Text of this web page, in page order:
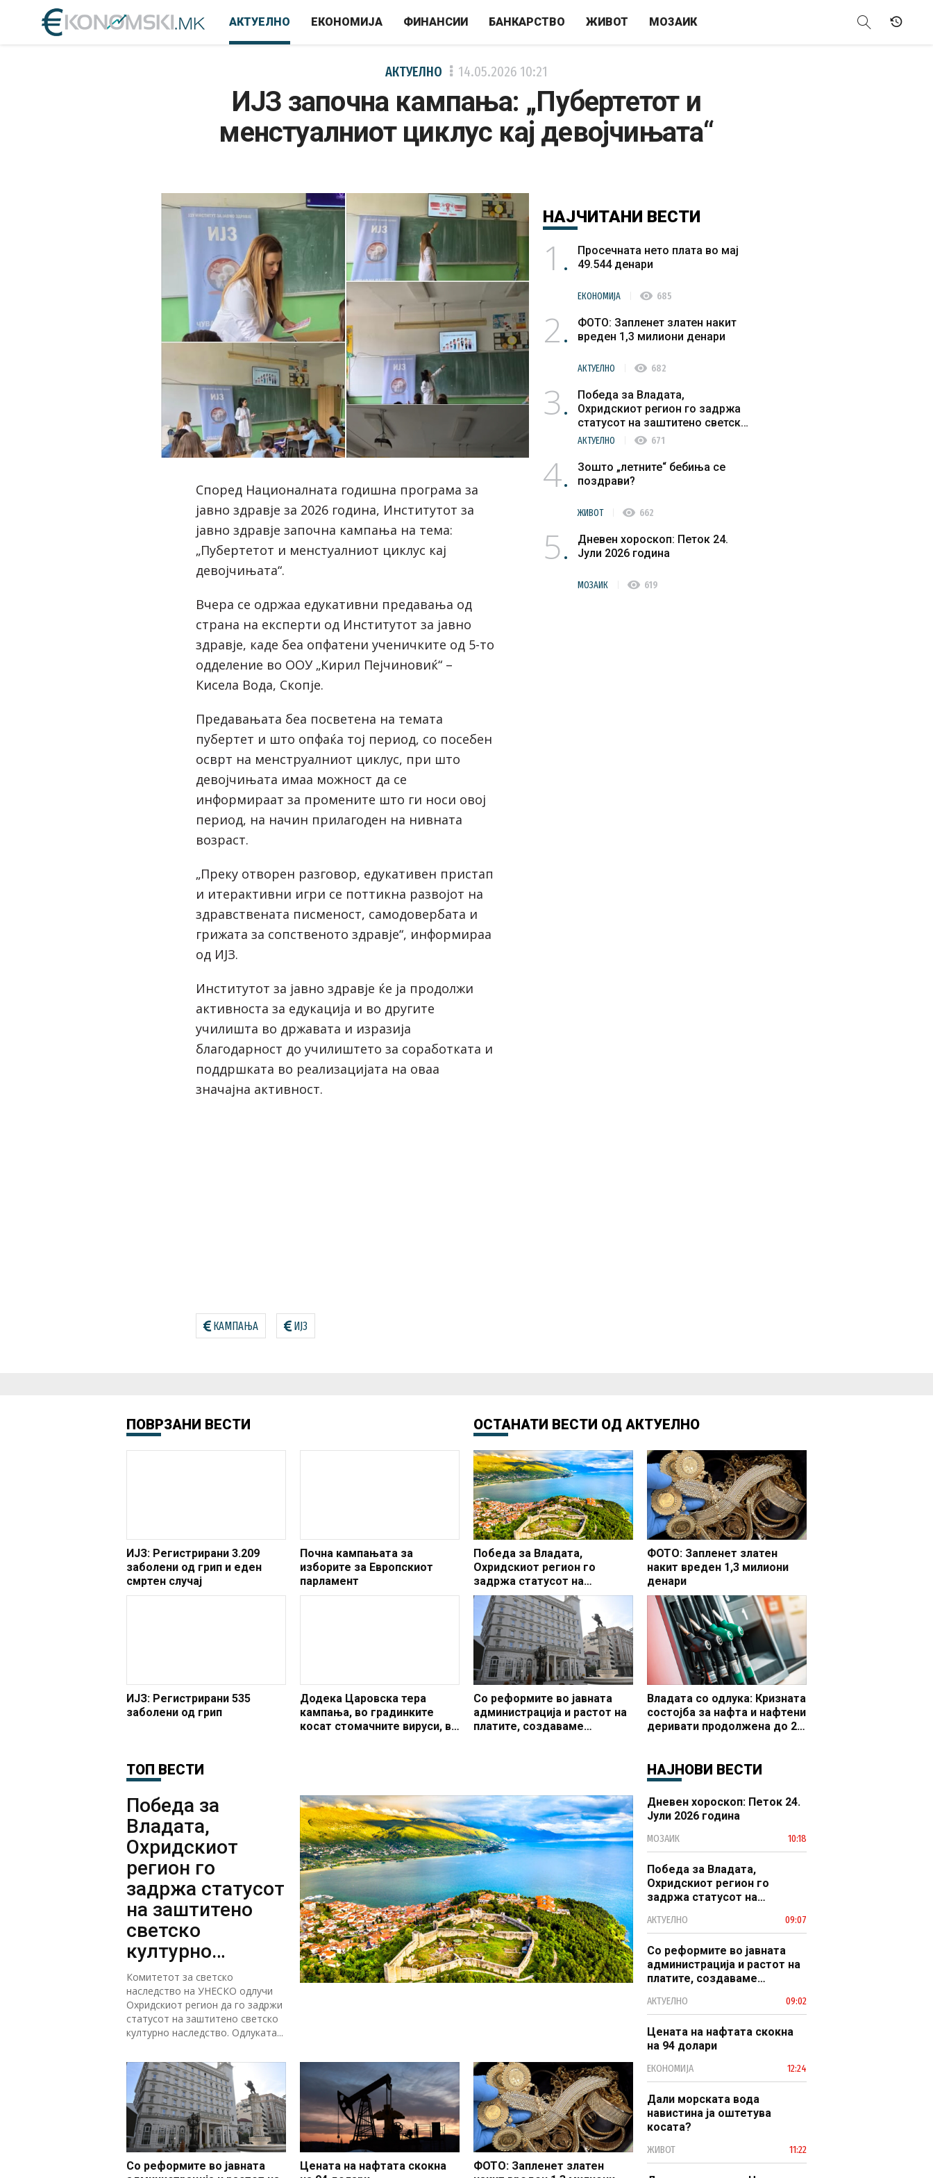
АКТУЕЛНО ЕКОНОМИЈА ФИНАНСИИ БАНКАРСТВО ЖИВОТ МОЗАИК
АКТУЕЛНО 14.05.2026 10:21
ИЈЗ започна кампања: „Пубертетот и
менстуалниот циклус кај девојчињата“
Според Националната годишна програма за
јавно здравје за 2026 година, Институтот за
јавно здравје започна кампања на тема:
„Пубертетот и менстуалниот циклус кај
девојчињата“.
Вчера се одржаа едукативни предавања од
страна на експерти од Институтот за јавно
здравје, каде беа опфатени ученичките од 5-то
одделение во ООУ „Кирил Пејчиновиќ“ –
Кисела Вода, Скопје.
Предавањата беа посветена на темата
пубертет и што опфаќа тој период, со посебен
осврт на менструалниот циклус, при што
девојчињата имаа можност да се
информираат за промените што ги носи овој
период, на начин прилагоден на нивната
возраст.
„Преку отворен разговор, едукативен пристап
и итерактивни игри се поттикна развојот на
здравствената писменост, самодовербата и
грижата за сопственото здравје“, информираа
од ИЈЗ.
Институтот за јавно здравје ќе ја продолжи
активноста за едукација и во другите
училишта во државата и изразија
благодарност до училиштето за соработката и
поддршката во реализацијата на оваа
значајна активност.
КАМПАЊА ИЈЗ
НАЈЧИТАНИ ВЕСТИ
1
Просечната нето плата во мај
49.544 денари
ЕКОНОМИЈА visibility 685
2
ФОТО: Запленет златен накит
вреден 1,3 милиони денари
АКТУЕЛНО visibility 682
3
Победа за Владата,
Охридскиот регион го задржа
статусот на заштитено светско
културно наследство
АКТУЕЛНО visibility 671
4
Зошто „летните“ бебиња се
поздрави?
ЖИВОТ visibility 662
5
Дневен хороскоп: Петок 24.
Јули 2026 година
МОЗАИК visibility 619
ПОВРЗАНИ ВЕСТИ
ИЈЗ: Регистрирани 3.209
заболени од грип и еден
смртен случај
Почна кампањата за
изборите за Европскиот
парламент
ИЈЗ: Регистрирани 535
заболени од грип
Додека Царовска тера
кампања, во градинките
косат стомачните вируси, во
ОСТАНАТИ ВЕСТИ ОД АКТУЕЛНО
Победа за Владата,
Охридскиот регион го
задржа статусот на
заштитено светско културно
наследство
Со реформите во јавната
администрација и растот на
платите, создаваме
ФОТО: Запленет златен
накит вреден 1,3 милиони
денари
Владата со одлука: Кризната
состојба за нафта и нафтени
деривати продолжена до 20
ТОП ВЕСТИ
Победа за
Владата,
Охридскиот
регион го
задржа статусот
на заштитено
светско
културно
наследство
Комитетот за светско
наследство на УНЕСКО одлучи
Охридскиот регион да го задржи
статусот на заштитено светско
културно наследство. Одлуката...
Со реформите во јавната
Цената на нафтата скокна
ФОТО: Запленет златен
НАЈНОВИ ВЕСТИ
Дневен хороскоп: Петок 24.
Јули 2026 година
МОЗАИК 10:18
Победа за Владата,
Охридскиот регион го
задржа статусот на
наследство
АКТУЕЛНО 09:07
Со реформите во јавната
администрација и растот на
платите, создаваме
модерен јавен сектор
АКТУЕЛНО 09:02
Цената на нафтата скокна
на 94 долари
ЕКОНОМИЈА 12:24
Дали морската вода
навистина ја оштетува
косата?
ЖИВОТ 11:22